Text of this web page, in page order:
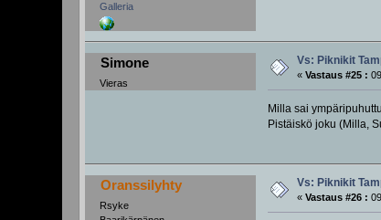
Galleria
Simone
Vieras
Vs: Piknikit
«Vastaus #25 :
Milla sai
Pistäiskö joku (Milla,
Oranssilyhty
Rsyke
Vs: Piknikit
«Vastaus #26 :